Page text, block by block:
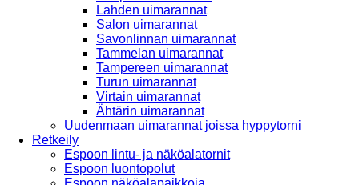
Lahden uimarannat
Salon uimarannat
Savonlinnan uimarannat
Tammelan uimarannat
Tampereen uimarannat
Turun uimarannat
Virtain uimarannat
Ähtärin uimarannat
Uudenmaan uimarannat joissa hyppytorni
Retkeily
Espoon lintu- ja näköalatornit
Espoon luontopolut